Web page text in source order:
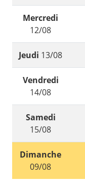
Mercredi
12/08
Jeudi 13/08
Vendredi
14/08
Samedi
15/08
Dimanche
09/08